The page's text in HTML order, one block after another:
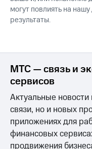
могут повлиять на
результаты.
МТС — связь и
сервисов
Актуальные новости
связи, но и новых
приложениях для
финансовых
продвижения